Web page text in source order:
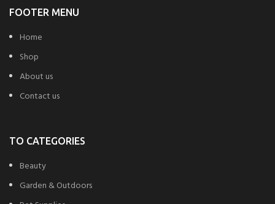
FOOTER MENU
Home
Shop
About us
Contact us
TO CATEGORIES
Beauty
Garden & Outdoors